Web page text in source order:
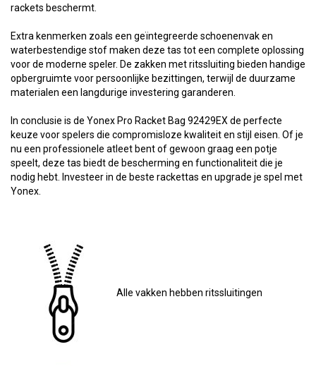
rackets beschermt.
Extra kenmerken zoals een geïntegreerde schoenenvak en
waterbestendige stof maken deze tas tot een complete oplossing
voor de moderne speler. De zakken met ritssluiting bieden handige
opbergruimte voor persoonlijke bezittingen, terwijl de duurzame
materialen een langdurige investering garanderen.
In conclusie is de Yonex Pro Racket Bag 92429EX de perfecte
keuze voor spelers die compromisloze kwaliteit en stijl eisen. Of je
nu een professionele atleet bent of gewoon graag een potje
speelt, deze tas biedt de bescherming en functionaliteit die je
nodig hebt. Investeer in de beste rackettas en upgrade je spel met
Yonex.
Alle vakken hebben ritssluitingen